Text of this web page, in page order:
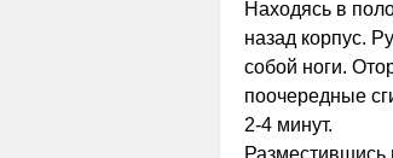
Находясь в
назад корпус.
собой ноги.
поочередные
2-4 минут.
Разместившись